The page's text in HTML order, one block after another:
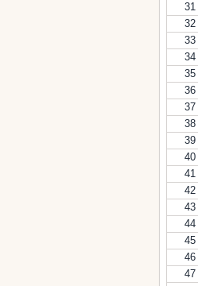
31
32
33
34
35
36
37
38
39
40
41
42
43
44
45
46
47